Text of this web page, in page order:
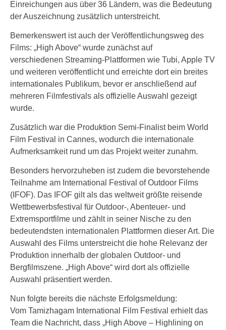
Einreichungen aus über 36 Ländern, was die Bedeutung
der Auszeichnung zusätzlich unterstreicht.
Bemerkenswert ist auch der Veröffentlichungsweg des
Films: „High Above“ wurde zunächst auf
verschiedenen Streaming-Plattformen wie Tubi, Apple TV
und weiteren veröffentlicht und erreichte dort ein breites
internationales Publikum, bevor er anschließend auf
mehreren Filmfestivals als offizielle Auswahl gezeigt
wurde.
Zusätzlich war die Produktion Semi-Finalist beim World
Film Festival in Cannes, wodurch die internationale
Aufmerksamkeit rund um das Projekt weiter zunahm.
Besonders hervorzuheben ist zudem die bevorstehende
Teilnahme am International Festival of Outdoor Films
(IFOF). Das IFOF gilt als das weltweit größte reisende
Wettbewerbsfestival für Outdoor-, Abenteuer- und
Extremsportfilme und zählt in seiner Nische zu den
bedeutendsten internationalen Plattformen dieser Art. Die
Auswahl des Films unterstreicht die hohe Relevanz der
Produktion innerhalb der globalen Outdoor- und
Bergfilmszene. „High Above“ wird dort als offizielle
Auswahl präsentiert werden.
Nun folgte bereits die nächste Erfolgsmeldung:
Vom Tamizhagam International Film Festival erhielt das
Team die Nachricht, dass „High Above – Highlining on